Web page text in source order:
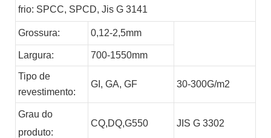
frio: SPCC, SPCD, Jis G 3141
Grossura: 0,12-2,5mm
Largura: 700-1550mm
Tipo de
revestimento:
GI, GA, GF 30-300G/m2
Grau do
produto:
CQ,DQ,G550 JIS G 3302